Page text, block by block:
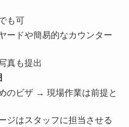
も可
ードや簡易的なカウンター
真も提出
のビザ → 現場作業は前提と
ジはスタッフに担当させる